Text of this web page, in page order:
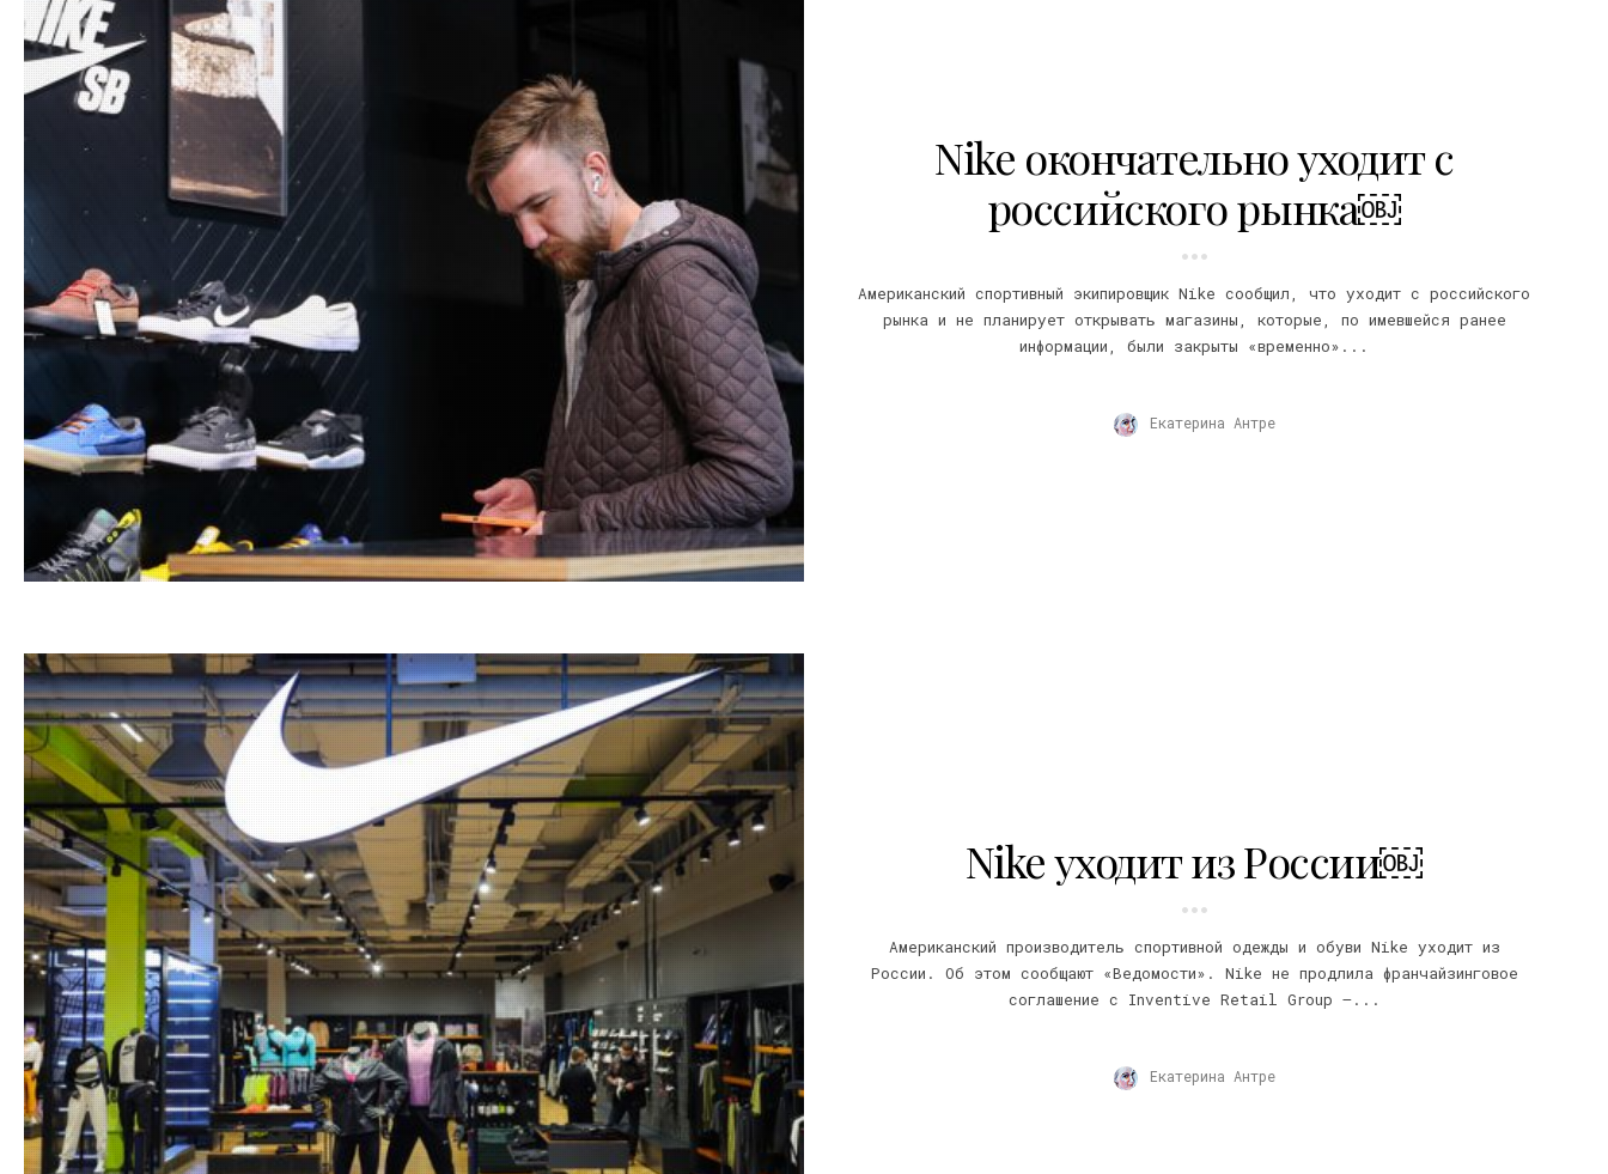
Nike окончательно уходит с
российского рынка￼
Американский спортивный экипировщик Nike сообщил, что уходит с российского
рынка и не планирует открывать магазины, которые, по имевшейся ранее
информации, были закрыты «временно»...
Екатерина Антре
Nike уходит из России￼
Американский производитель спортивной одежды и обуви Nike уходит из
России. Об этом сообщают «Ведомости». Nike не продлила франчайзинговое
соглашение с Inventive Retail Group –...
Екатерина Антре